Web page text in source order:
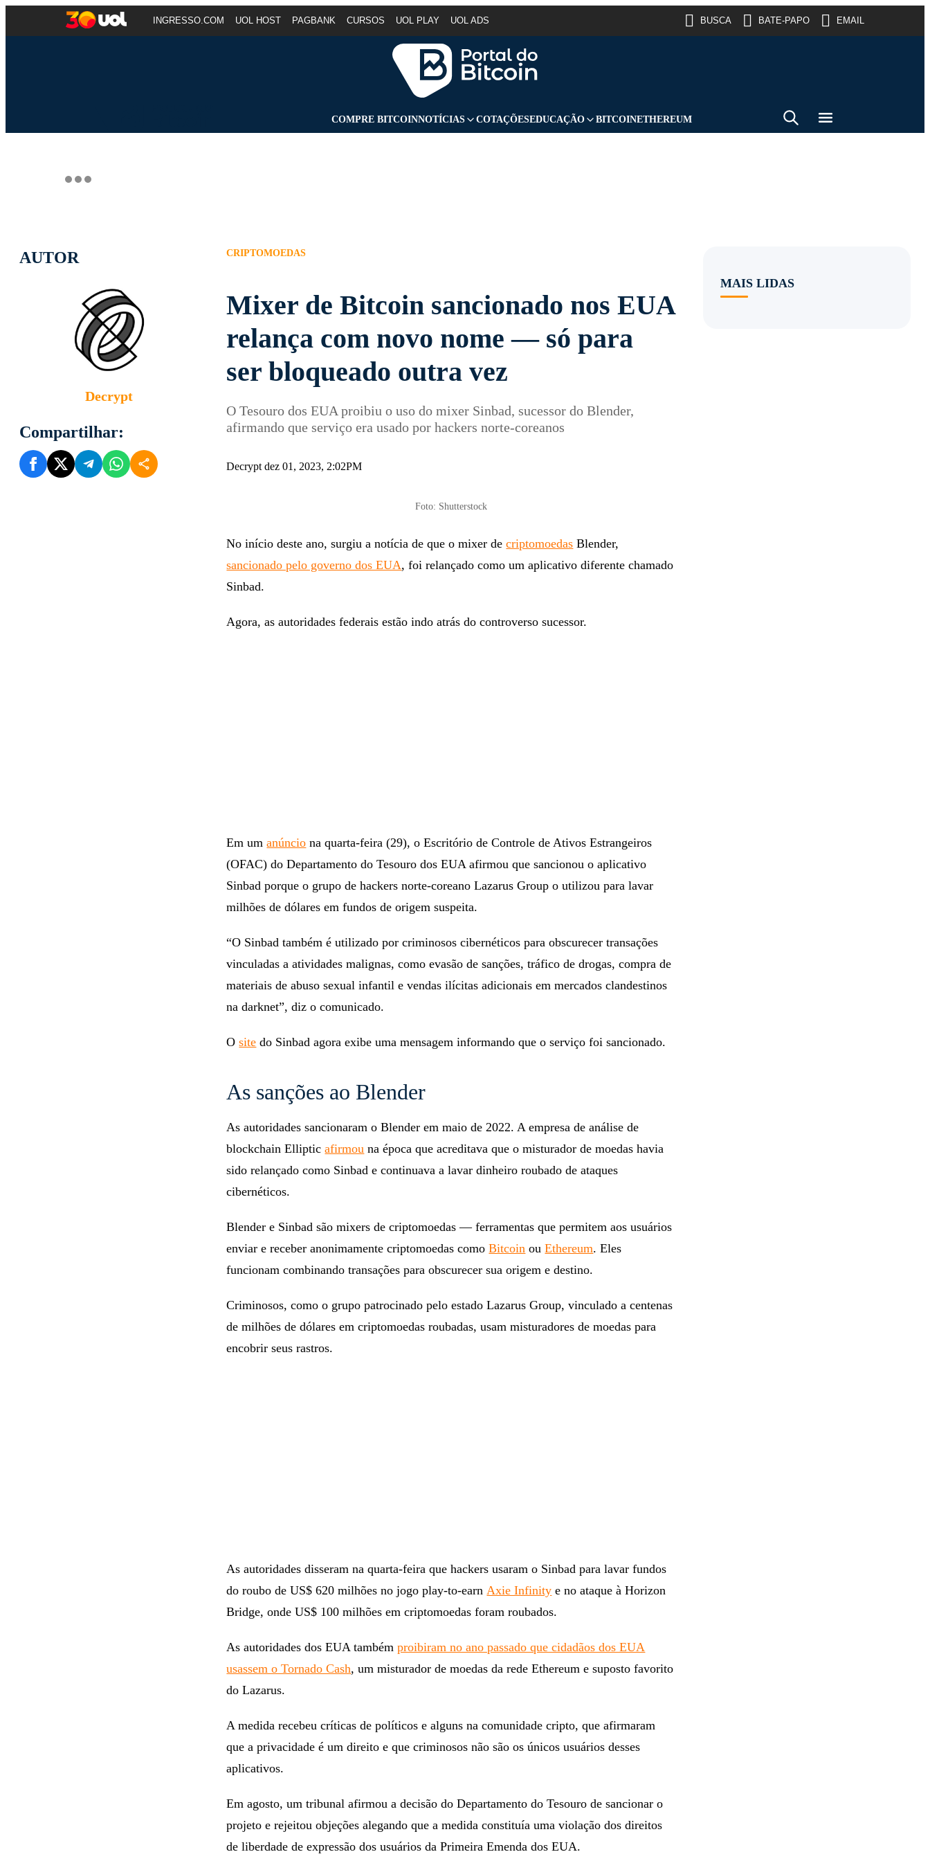
INGRESSO.COM UOL HOST PAGBANK CURSOS UOL PLAY UOL ADS BUSCA BATE-PAPO EMAIL
COMPRE BITCOINNOTÍCIAS COTAÇÕESEDUCAÇÃO BITCOINETHEREUM
AUTOR
Decrypt
Compartilhar:
CRIPTOMOEDAS
Mixer de Bitcoin sancionado nos EUA
relança com novo nome — só para
ser bloqueado outra vez
O Tesouro dos EUA proibiu o uso do mixer Sinbad, sucessor do Blender,
afirmando que serviço era usado por hackers norte-coreanos
Decrypt dez 01, 2023, 2:02PM
Foto: Shutterstock
No início deste ano, surgiu a notícia de que o mixer decriptomoedas Blender,
sancionado pelo governo dos EUA, foi relançado como um aplicativo diferente chamado
Sinbad.
Agora, as autoridades federais estão indo atrás do controverso sucessor.
Em umanúncio na quarta-feira (29), o Escritório de Controle de Ativos Estrangeiros
(OFAC) do Departamento do Tesouro dos EUA afirmou que sancionou o aplicativo
Sinbad porque o grupo de hackers norte-coreano Lazarus Group o utilizou para lavar
milhões de dólares em fundos de origem suspeita.
“O Sinbad também é utilizado por criminosos cibernéticos para obscurecer transações
vinculadas a atividades malignas, como evasão de sanções, tráfico de drogas, compra de
materiais de abuso sexual infantil e vendas ilícitas adicionais em mercados clandestinos
na darknet”, diz o comunicado.
Osite do Sinbad agora exibe uma mensagem informando que o serviço foi sancionado.
As sanções ao Blender
As autoridades sancionaram o Blender em maio de 2022. A empresa de análise de
blockchain Ellipticafirmou na época que acreditava que o misturador de moedas havia
sido relançado como Sinbad e continuava a lavar dinheiro roubado de ataques
cibernéticos.
Blender e Sinbad são mixers de criptomoedas — ferramentas que permitem aos usuários
enviar e receber anonimamente criptomoedas comoBitcoin ouEthereum. Eles
funcionam combinando transações para obscurecer sua origem e destino.
Criminosos, como o grupo patrocinado pelo estado Lazarus Group, vinculado a centenas
de milhões de dólares em criptomoedas roubadas, usam misturadores de moedas para
encobrir seus rastros.
As autoridades disseram na quarta-feira que hackers usaram o Sinbad para lavar fundos
do roubo de US$ 620 milhões no jogo play-to-earnAxie Infinity e no ataque à Horizon
Bridge, onde US$ 100 milhões em criptomoedas foram roubados.
As autoridades dos EUA tambémproibiram no ano passado que cidadãos dos EUA
usassem o Tornado Cash, um misturador de moedas da rede Ethereum e suposto favorito
do Lazarus.
A medida recebeu críticas de políticos e alguns na comunidade cripto, que afirmaram
que a privacidade é um direito e que criminosos não são os únicos usuários desses
aplicativos.
Em agosto, um tribunal afirmou a decisão do Departamento do Tesouro de sancionar o
projeto e rejeitou objeções alegando que a medida constituía uma violação dos direitos
de liberdade de expressão dos usuários da Primeira Emenda dos EUA.
MAIS LIDAS